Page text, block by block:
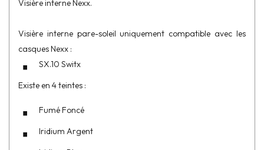
Visière interne Nexx.
Visière interne pare-soleil uniquement compatible avec les
casques Nexx :
SX.10 Switx
Existe en 4 teintes :
Fumé Foncé
Iridium Argent